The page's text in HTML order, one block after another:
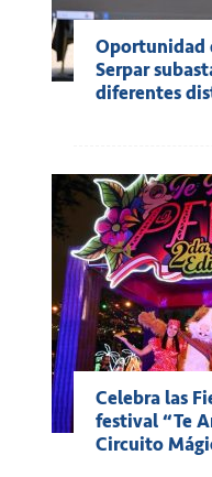
Oportunidad
Serpar
diferentes
Celebra las
festival “Te
Circuito